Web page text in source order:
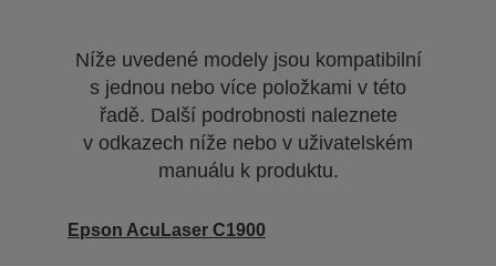
Níže uvedené modely jsou kompatibilní
s jednou nebo více položkami v této
řadě. Další podrobnosti naleznete
v odkazech níže nebo v uživatelském
manuálu k produktu.
Epson AcuLaser C1900